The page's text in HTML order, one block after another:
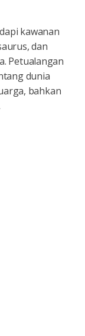
kawanan
dan
Petualangan
dunia
bahkan